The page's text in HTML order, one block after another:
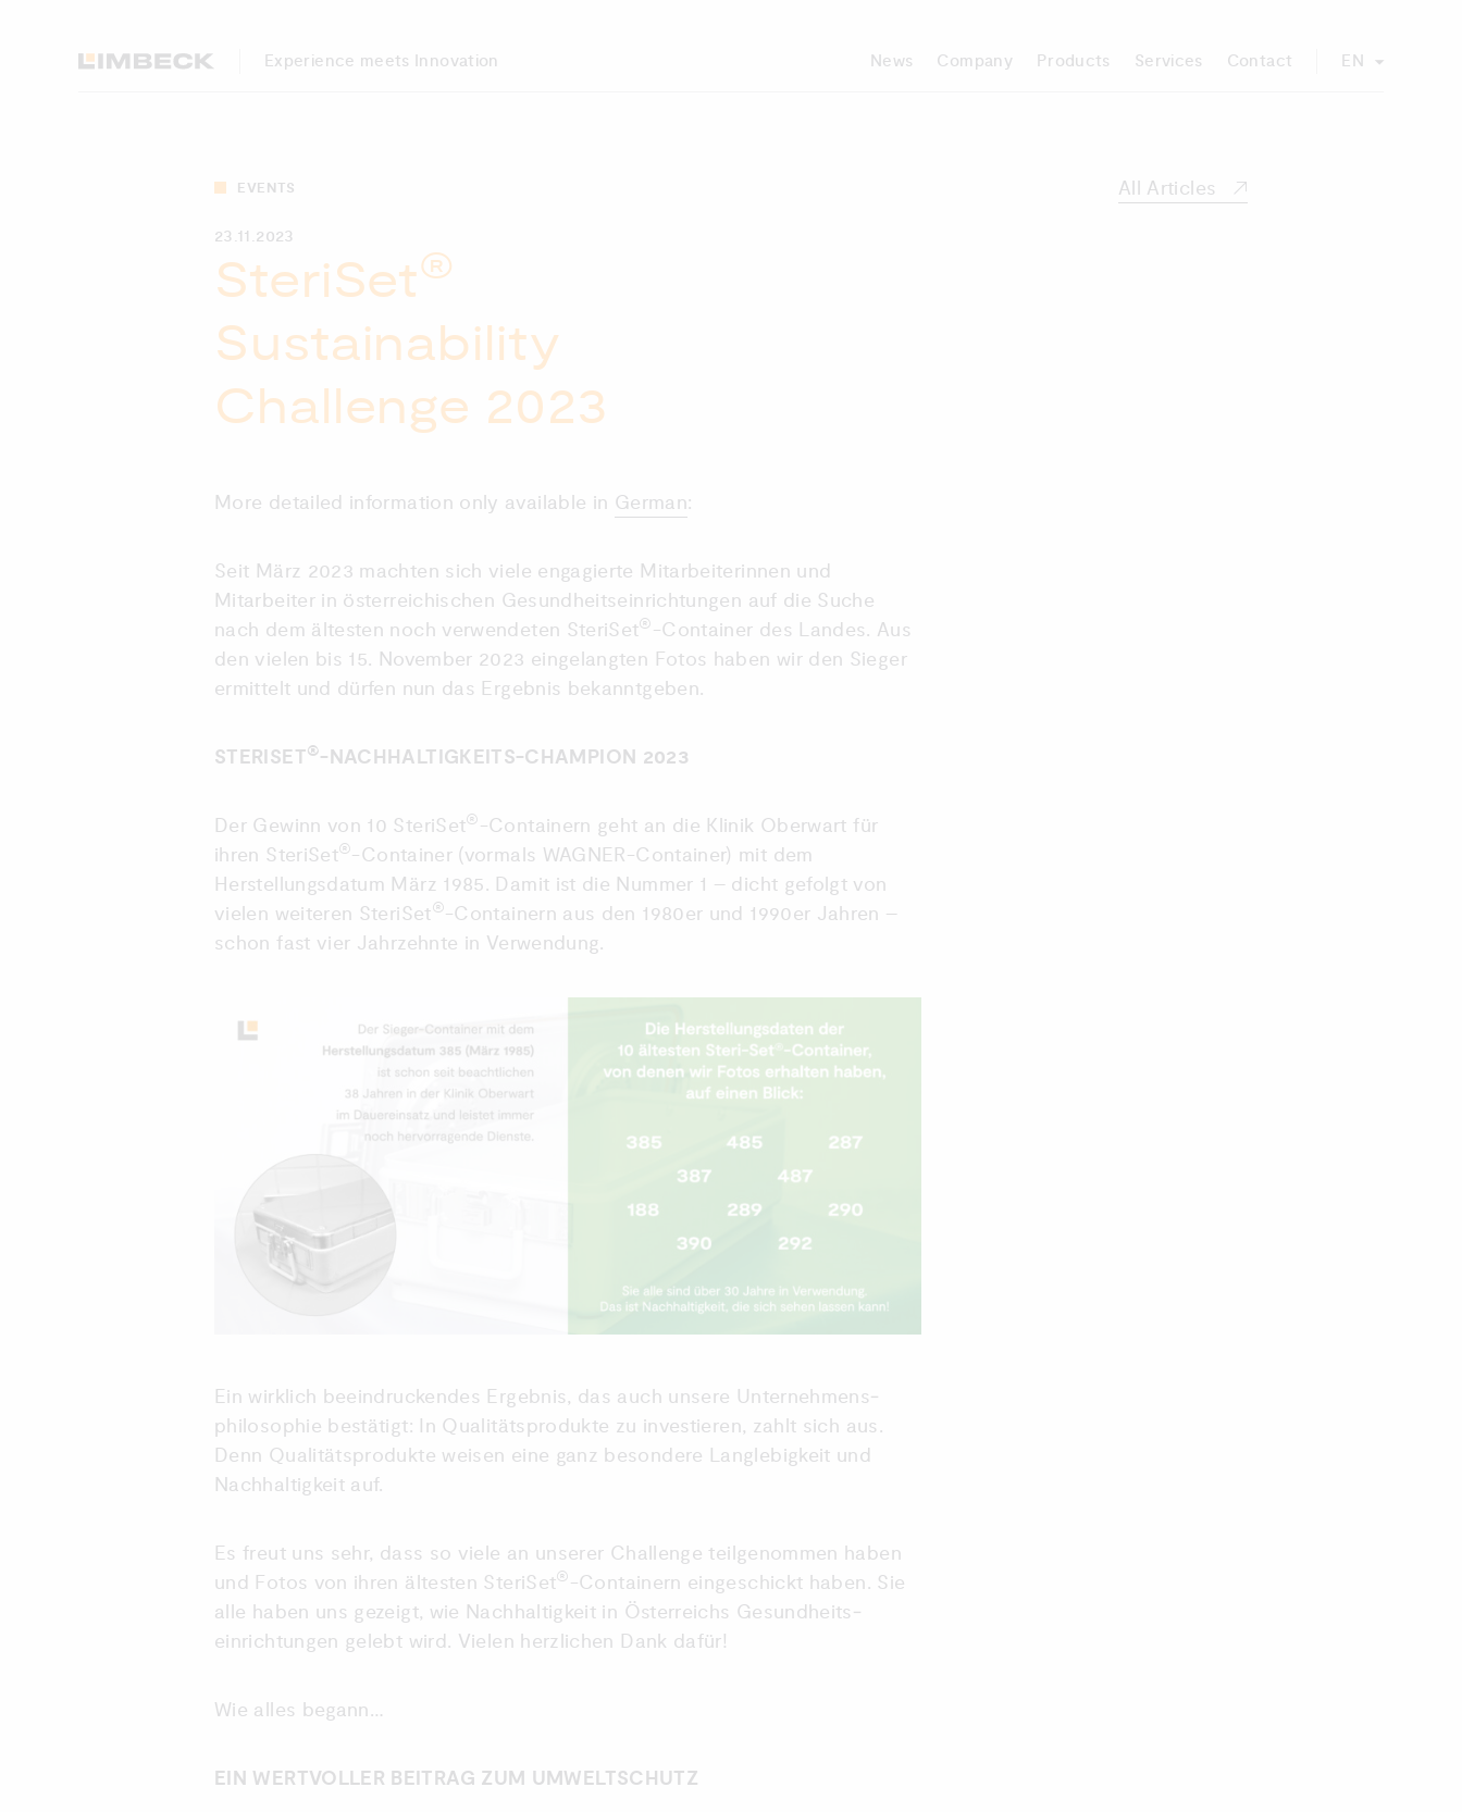
Experience meets Innovation News Company Products Services Contact EN
All Articles
EVENTS
23.11.2023
SteriSet®
Sustainability
Challenge 2023
More detailed information only available in German:
Seit März 2023 machten sich viele engagierte Mitarbeiterinnen und
Mitarbeiter in österreichischen Gesundheitseinrichtungen auf die Suche
nach dem ältesten noch verwendeten SteriSet®-Container des Landes. Aus
den vielen bis 15. November 2023 eingelangten Fotos haben wir den Sieger
ermittelt und dürfen nun das Ergebnis bekanntgeben.
STERISET®-NACHHALTIGKEITS-CHAMPION 2023
Der Gewinn von 10 SteriSet®-Containern geht an die Klinik Oberwart für
ihren SteriSet®-Container (vormals WAGNER-Container) mit dem
Herstellungsdatum März 1985. Damit ist die Nummer 1 – dicht gefolgt von
vielen weiteren SteriSet®-Containern aus den 1980er und 1990er Jahren –
schon fast vier Jahrzehnte in Verwendung.
Ein wirklich beeindruckendes Ergebnis, das auch unsere Unternehmens­
philosophie bestätigt: In Qualitätsprodukte zu investieren, zahlt sich aus.
Denn Qualitätsprodukte weisen eine ganz besondere Langlebigkeit und
Nachhaltigkeit auf.
Es freut uns sehr, dass so viele an unserer Challenge teilgenommen haben
und Fotos von ihren ältesten SteriSet®-Containern eingeschickt haben. Sie
alle haben uns gezeigt, wie Nachhaltigkeit in Österreichs Gesundheits­
einrichtungen gelebt wird. Vielen herzlichen Dank dafür!
Wie alles begann…
EIN WERTVOLLER BEITRAG ZUM UMWELTSCHUTZ